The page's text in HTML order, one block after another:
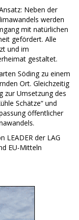
Neben der
werden
mit natürlichen
gefördert. Alle
und im
gestaltet.
Söding zu einem
Ort. Gleichzeitig
zur Umsetzung des
Schätze“ und
öffentlicher
LEADER der LAG
EU-Mitteln